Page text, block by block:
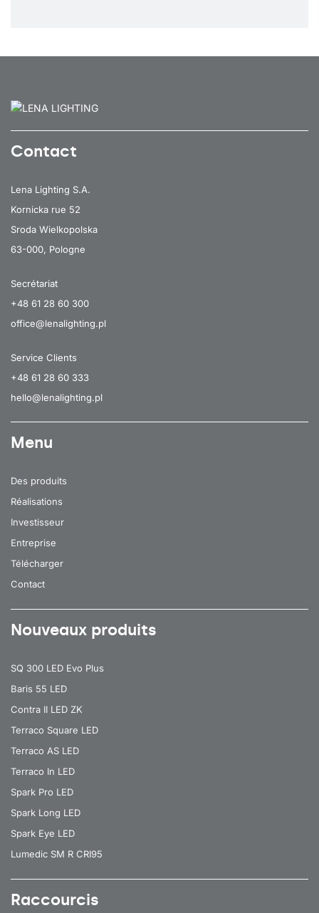
Contact
Lena Lighting S.A.
Kornicka rue 52
Sroda Wielkopolska
63-000, Pologne
Secrétariat
+48 61 28 60 300
office@lenalighting.pl
Service Clients
+48 61 28 60 333
hello@lenalighting.pl
Menu
Des produits
Réalisations
Investisseur
Entreprise
Télécharger
Contact
Nouveaux produits
SQ 300 LED Evo Plus
Baris 55 LED
Contra II LED ZK
Terraco Square LED
Terraco AS LED
Terraco In LED
Spark Pro LED
Spark Long LED
Spark Eye LED
Lumedic SM R CRI95
Raccourcis